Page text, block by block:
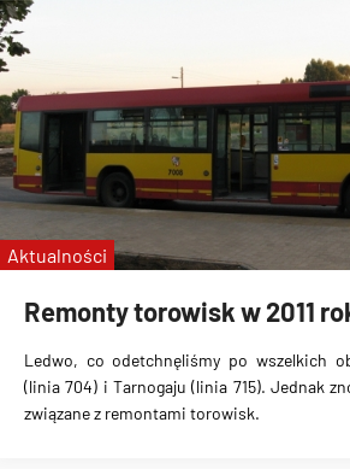
Remonty torowisk w 2011
Ledwo, co odetchnęliśmy po wszelkich
(linia 704) i Tarnogaju (linia 715). Jednak
związane z remontami torowisk.
Aktualności